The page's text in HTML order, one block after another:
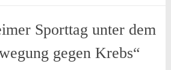
Sporttag unter dem
gegen Krebs“